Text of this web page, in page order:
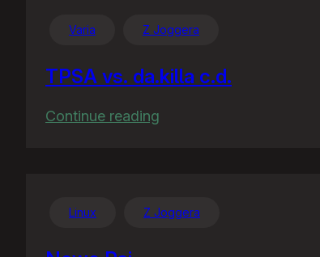
Varia Z Joggera
TPSA vs. da.killa c.d.
Continue reading
c.d.
Linux Z Joggera